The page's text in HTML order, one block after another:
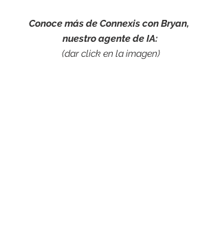
Conoce más de Connexis con Bryan,
nuestro agente de IA:
(dar click en la imagen)